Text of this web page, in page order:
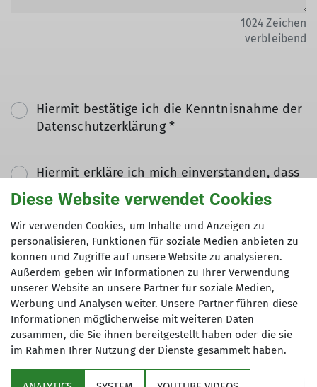
1024 Zeichen
verbleibend
Hiermit bestätige ich die Kenntnisnahme der
Datenschutzerklärung *
Hiermit erkläre ich mich einverstanden, dass
meine in das Kontaktformular eingegebenen
Daten elektronisch gesichert und zum Zweck
der Kontaktaufnahme verarbeitet und
genutzt werden. Mir ist bekannt, dass ich
meine Einwilligung jederzeit wiederrufen
kann. *
Mit (*) markierte Felder
sind Pflichtfelder
Absenden
Diese Website verwendet Cookies
Wir verwenden Cookies, um Inhalte und Anzeigen zu
personalisieren, Funktionen für soziale Medien anbieten zu
können und Zugriffe auf unsere Website zu analysieren.
Außerdem geben wir Informationen zu Ihrer Verwendung
unserer Website an unsere Partner für soziale Medien,
Werbung und Analysen weiter. Unsere Partner führen diese
Informationen möglicherweise mit weiteren Daten
zusammen, die Sie ihnen bereitgestellt haben oder die sie
im Rahmen Ihrer Nutzung der Dienste gesammelt haben.